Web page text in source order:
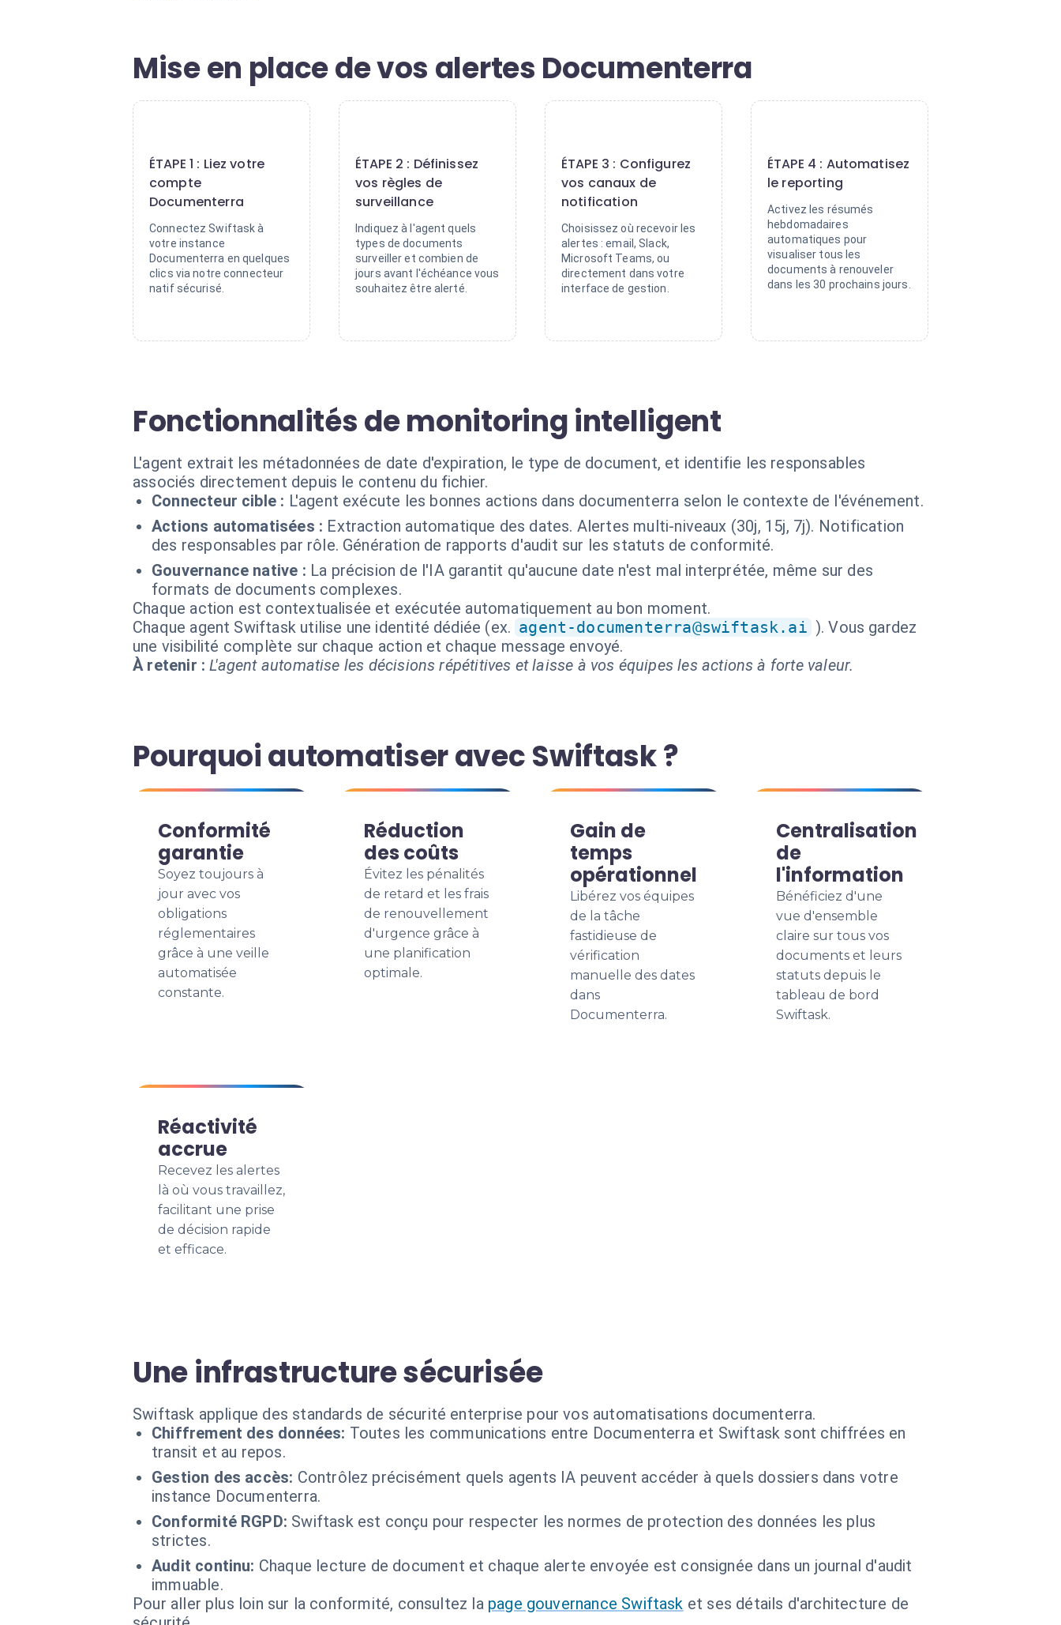
Mise en place de vos alertes Documenterra
ÉTAPE 1 : Liez votre
compte
Documenterra
Connectez Swiftask à
votre instance
Documenterra en quelques
clics via notre connecteur
natif sécurisé.
ÉTAPE 2 : Définissez
vos règles de
surveillance
Indiquez à l'agent quels
types de documents
surveiller et combien de
jours avant l'échéance vous
souhaitez être alerté.
ÉTAPE 3 : Configurez
vos canaux de
notification
Choisissez où recevoir les
alertes : email, Slack,
Microsoft Teams, ou
directement dans votre
interface de gestion.
ÉTAPE 4 : Automatisez
le reporting
Activez les résumés
hebdomadaires
automatiques pour
visualiser tous les
documents à renouveler
dans les 30 prochains jours.
Fonctionnalités de monitoring intelligent
L'agent extrait les métadonnées de date d'expiration, le type de document, et identifie les responsables
associés directement depuis le contenu du fichier.
Connecteur cible : L'agent exécute les bonnes actions dans documenterra selon le contexte de l'événement.
Actions automatisées : Extraction automatique des dates. Alertes multi-niveaux (30j, 15j, 7j). Notification
des responsables par rôle. Génération de rapports d'audit sur les statuts de conformité.
Gouvernance native : La précision de l'IA garantit qu'aucune date n'est mal interprétée, même sur des
formats de documents complexes.
Chaque action est contextualisée et exécutée automatiquement au bon moment.
Chaque agent Swiftask utilise une identité dédiée (ex. agent-documenterra@swiftask.ai ). Vous gardez
une visibilité complète sur chaque action et chaque message envoyé.
À retenir : L'agent automatise les décisions répétitives et laisse à vos équipes les actions à forte valeur.
Pourquoi automatiser avec Swiftask ?
Conformité
garantie
Soyez toujours à
jour avec vos
obligations
réglementaires
grâce à une veille
automatisée
constante.
Réduction
des coûts
Évitez les pénalités
de retard et les frais
de renouvellement
d'urgence grâce à
une planification
optimale.
Gain de
temps
opérationnel
Libérez vos équipes
de la tâche
fastidieuse de
vérification
manuelle des dates
dans
Documenterra.
Centralisation
de
l'information
Bénéficiez d'une
vue d'ensemble
claire sur tous vos
documents et leurs
statuts depuis le
tableau de bord
Swiftask.
Réactivité
accrue
Recevez les alertes
là où vous travaillez,
facilitant une prise
de décision rapide
et efficace.
Une infrastructure sécurisée
Swiftask applique des standards de sécurité enterprise pour vos automatisations documenterra.
Chiffrement des données: Toutes les communications entre Documenterra et Swiftask sont chiffrées en
transit et au repos.
Gestion des accès: Contrôlez précisément quels agents IA peuvent accéder à quels dossiers dans votre
instance Documenterra.
Conformité RGPD: Swiftask est conçu pour respecter les normes de protection des données les plus
strictes.
Audit continu: Chaque lecture de document et chaque alerte envoyée est consignée dans un journal d'audit
immuable.
Pour aller plus loin sur la conformité, consultez la page gouvernance Swiftask et ses détails d'architecture de